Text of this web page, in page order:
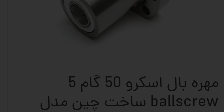
مهره بال اسکرو 50 گام 5
ballscrew ساخت چین مدل